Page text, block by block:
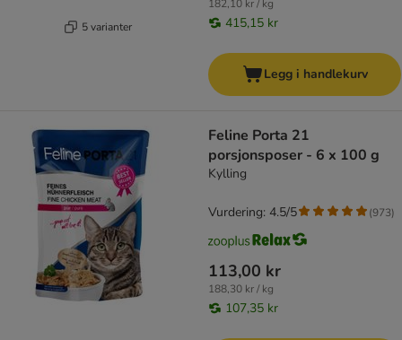
5 varianter
182,10 kr / kg
415,15 kr
Legg i handlekurv
Feline Porta 21
porsjonsposer - 6 x 100 g
Kylling
113,00 kr
188,30 kr / kg
107,35 kr
Vurdering: 4.5/5 (973)